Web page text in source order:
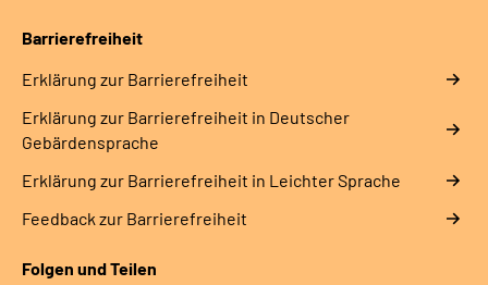
Barrierefreiheit
Erklärung zur Barrierefreiheit
Erklärung zur Barrierefreiheit in Deutscher
Gebärdensprache
Erklärung zur Barrierefreiheit in Leichter Sprache
Feedback zur Barrierefreiheit
Folgen und Teilen